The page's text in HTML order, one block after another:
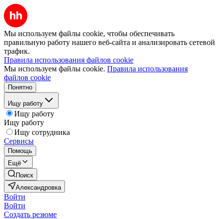
Мы используем файлы cookie, чтобы обеспечивать
правильную работу нашего веб-сайта и анализировать сетевой
трафик.
Правила использования файлов cookie
Мы используем файлы cookie. Правила использования
файлов cookie
Понятно
Ищу работу
Ищу работу
Ищу работу
Ищу сотрудника
Сервисы
Помощь
Ещё
Поиск
Александровка
Войти
Войти
Создать резюме